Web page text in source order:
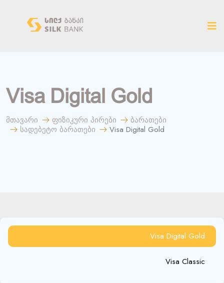
Visa Digital Gold
მთავარი ფიზიკური პირები
ბარათები
სადებეტო ბარათები
Visa Digital Gold
Visa Digital Gold
Visa Classic